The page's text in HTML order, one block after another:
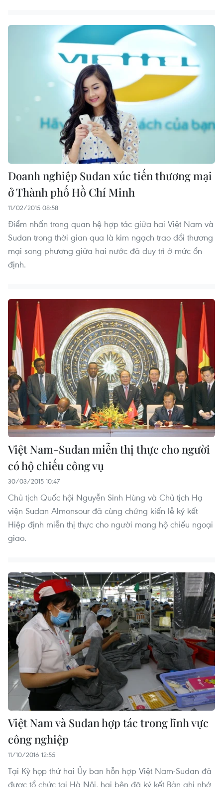
Doanh nghiệp Sudan xúc tiến thương mại
ở Thành phố Hồ Chí Minh
11/02/2015 08:58
Điểm nhấn trong quan hệ hợp tác giữa hai Việt Nam và
Sudan trong thời gian qua là kim ngạch trao đổi thương
mại song phương giữa hai nước đã duy trì ở mức ổn
định.
Việt Nam-Sudan miễn thị thực cho người
có hộ chiếu công vụ
30/03/2015 10:47
Chủ tịch Quốc hội Nguyễn Sinh Hùng và Chủ tịch Hạ
viện Sudan Almonsour đã cùng chứng kiến lễ ký kết
Hiệp định miễn thị thực cho người mang hộ chiếu ngoại
giao.
Việt Nam và Sudan hợp tác trong lĩnh vực
công nghiệp
11/10/2016 12:55
Tại Kỳ họp thứ hai Ủy ban hỗn hợp Việt Nam-Sudan đã
được tổ chức tại Hà Nội, hai bên đã ký kết Bản ghi nhớ